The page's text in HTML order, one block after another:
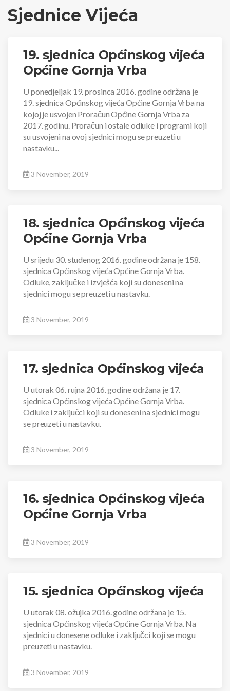
Sjednice Vijeća
19. sjednica Općinskog vijeća
Općine Gornja Vrba
U ponedjeljak 19. prosinca 2016. godine održana je
19. sjednica Općinskog vijeća Općine Gornja Vrba na
kojoj je usvojen Proračun Općine Gornja Vrba za
2017. godinu. Proračun i ostale odluke i programi koji
su usvojeni na ovoj sjednici mogu se preuzeti u
nastavku...
3 November, 2019
18. sjednica Općinskog vijeća
Općine Gornja Vrba
U srijedu 30. studenog 2016. godine održana je 158.
sjednica Općinskog vijeća Općine Gornja Vrba.
Odluke, zaključke i izvješća koji su doneseni na
sjednici mogu se preuzeti u nastavku.
3 November, 2019
17. sjednica Općinskog vijeća
U utorak 06. rujna 2016. godine održana je 17.
sjednica Općinskog vijeća Općine Gornja Vrba.
Odluke i zaključci koji su doneseni na sjednici mogu
se preuzeti u nastavku.
3 November, 2019
16. sjednica Općinskog vijeća
Općine Gornja Vrba
3 November, 2019
15. sjednica Općinskog vijeća
U utorak 08. ožujka 2016. godine održana je 15.
sjednica Općinskog vijeća Općine Gornja Vrba. Na
sjednici u donesene odluke i zaključci koji se mogu
preuzeti u nastavku.
3 November, 2019